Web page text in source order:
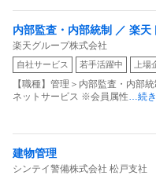
内部監査・内部統制 ／ 楽
戦略事業コンプライアンス
プライアンス推進担当（
楽天グループ株式会社
自社サービス 若手活躍中 上場
【職種】管理＞内部監査・内部
ネットサービス ※会員属性 …続
建物管理
シンテイ警備株式会社 松戸支社